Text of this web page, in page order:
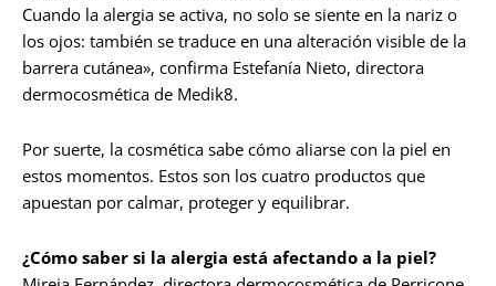
Cuando la alergia se activa, no solo se siente en la nariz o
los ojos: también se traduce en una alteración visible de la
barrera cutánea», confirma Estefanía Nieto, directora
dermocosmética de Medik8.
Por suerte, la cosmética sabe cómo aliarse con la piel en
estos momentos. Estos son los cuatro productos que
apuestan por calmar, proteger y equilibrar.
¿Cómo saber si la alergia está afectando a la piel?